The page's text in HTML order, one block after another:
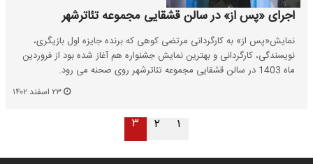
اجرای «پس از» در سالن قشقایی مجموعه تئاترشهر
نمایش«پس از» به کارگردانی مرتضی کوهی که برنده جایزه اول بازیگری،
نویسندگی، کارگردانی و بهترین نمایش جشنواره هم آغاز شده بود از فروردین
ماه 1403 در سالن قشقایی مجموعه تئاترشهر روی صحنه می رود.
۱ ۲ ۳